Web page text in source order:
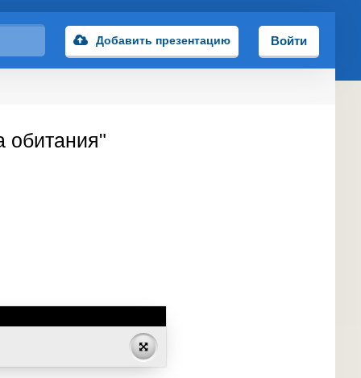
Добавить презентацию Войти
обитания"